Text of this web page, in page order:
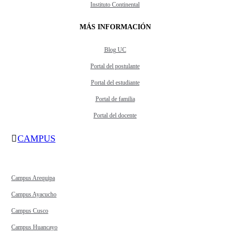
Instituto Continental
MÁS INFORMACIÓN
Blog UC
Portal del postulante
Portal del estudiante
Portal de familia
Portal del docente
CAMPUS
Campus Arequipa
Campus Ayacucho
Campus Cusco
Campus Huancayo